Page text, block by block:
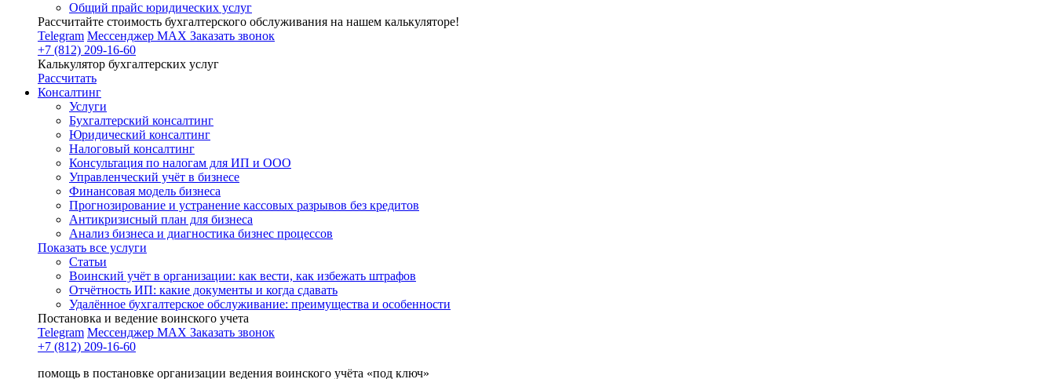
Общий прайс юридических услуг
Рассчитайте стоимость бухгалтерского обслуживания на нашем калькуляторе!
Telegram Мессенджер MAX Заказать звонок
+7 (812) 209-16-60
Калькулятор бухгалтерских услуг
Рассчитать
Консалтинг
Услуги
Бухгалтерский консалтинг
Юридический консалтинг
Налоговый консалтинг
Консультация по налогам для ИП и ООО
Управленческий учёт в бизнесе
Финансовая модель бизнеса
Прогнозирование и устранение кассовых разрывов без кредитов
Антикризисный план для бизнеса
Анализ бизнеса и диагностика бизнес процессов
Показать все услуги
Статьи
Воинский учёт в организации: как вести, как избежать штрафов
Отчётность ИП: какие документы и когда сдавать
Удалённое бухгалтерское обслуживание: преимущества и особенности
Постановка и ведение воинского учета
Telegram Мессенджер MAX Заказать звонок
+7 (812) 209-16-60
помощь в постановке организации ведения воинского учёта «под ключ»